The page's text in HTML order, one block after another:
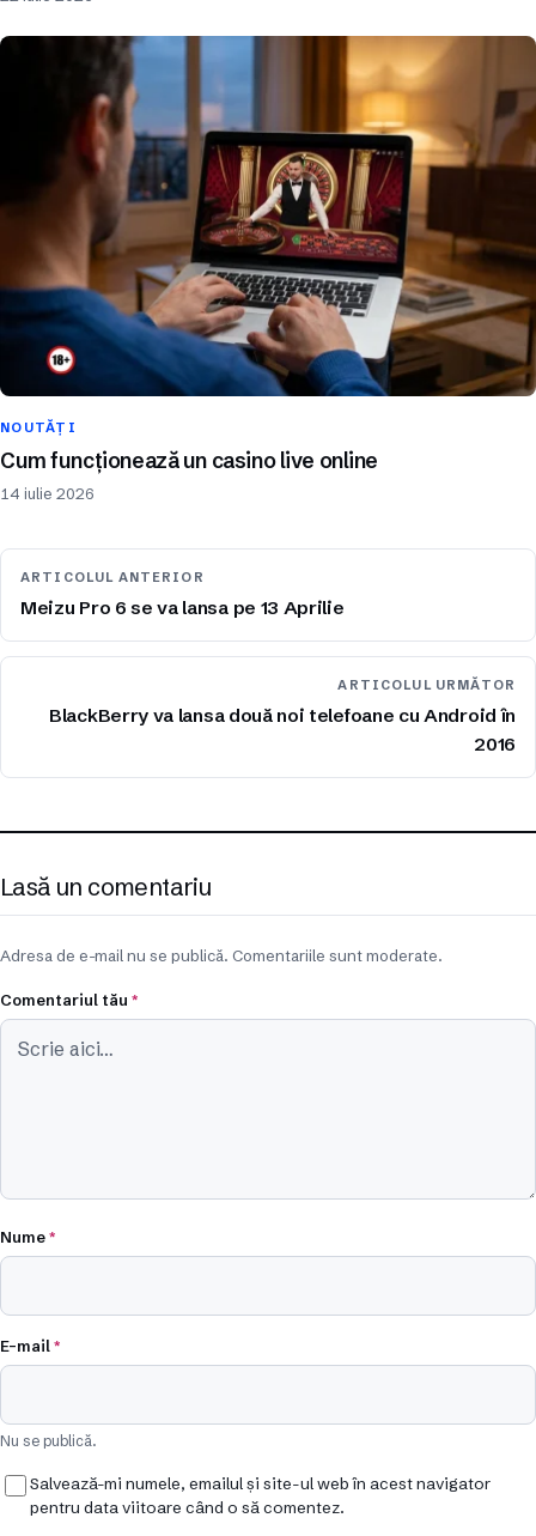
NOUTĂȚI
Cum funcționează un casino live online
14 iulie 2026
ARTICOLUL ANTERIOR
Meizu Pro 6 se va lansa pe 13 Aprilie
ARTICOLUL URMĂTOR
BlackBerry va lansa două noi telefoane cu Android în
2016
Lasă un comentariu
Adresa de e-mail nu se publică. Comentariile sunt moderate.
Comentariul tău *
Nume*
E-mail*
Nu se publică.
Salvează-mi numele, emailul și site-ul web în acest navigator
pentru data viitoare când o să comentez.